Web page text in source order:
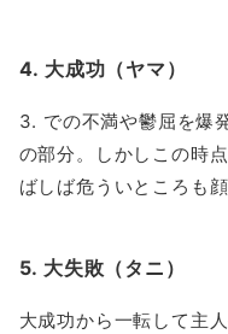
4. 大成功（ヤマ）
3. での不満や鬱屈を爆
の部分。しかしこの時
ばしば危ういところも顔
5. 大失敗（タニ）
大成功から一転して主